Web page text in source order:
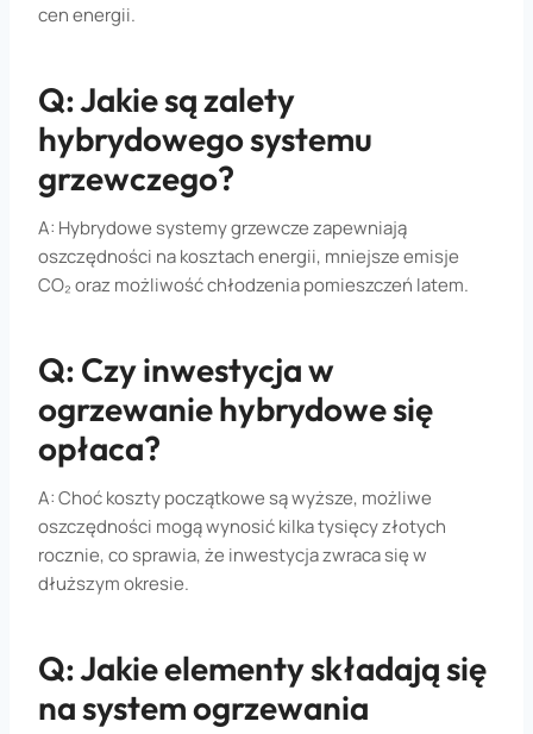
cen energii.
Q: Jakie są zalety
hybrydowego systemu
grzewczego?
A: Hybrydowe systemy grzewcze zapewniają
oszczędności na kosztach energii, mniejsze emisje
CO₂ oraz możliwość chłodzenia pomieszczeń latem.
Q: Czy inwestycja w
ogrzewanie hybrydowe się
opłaca?
A: Choć koszty początkowe są wyższe, możliwe
oszczędności mogą wynosić kilka tysięcy złotych
rocznie, co sprawia, że inwestycja zwraca się w
dłuższym okresie.
Q: Jakie elementy składają się
na system ogrzewania